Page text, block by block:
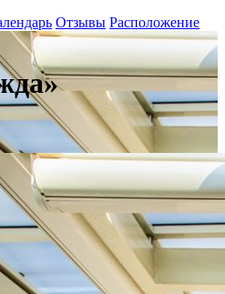
Отзывы Расположение